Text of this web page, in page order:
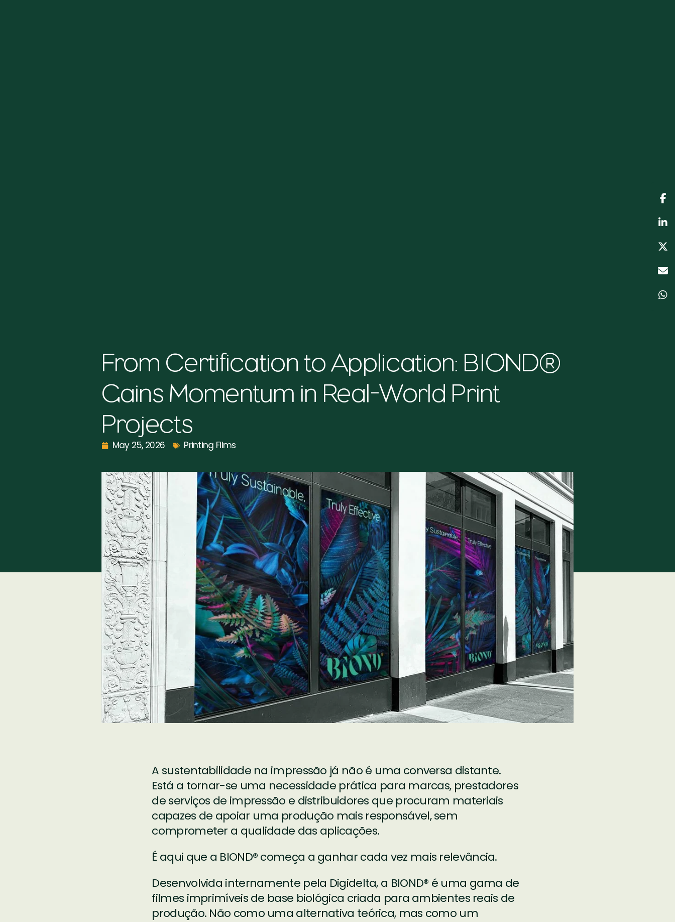
From Certification to Application: BIOND®
Gains Momentum in Real-World Print
Projects
May 25, 2026 Printing Films
A sustentabilidade na impressão já não é uma conversa distante.
Está a tornar-se uma necessidade prática para marcas, prestadores
de serviços de impressão e distribuidores que procuram materiais
capazes de apoiar uma produção mais responsável, sem
comprometer a qualidade das aplicações.
É aqui que a BIOND® começa a ganhar cada vez mais relevância.
Desenvolvida internamente pela Digidelta, a BIOND® é uma gama de
filmes imprimíveis de base biológica criada para ambientes reais de
produção. Não como uma alternativa teórica, mas como um